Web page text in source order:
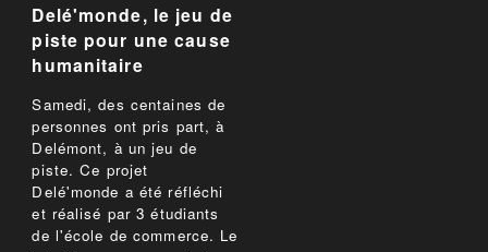
Delé'monde, le jeu de
piste pour une cause
humanitaire
Samedi, des centaines de
personnes ont pris part, à
Delémont, à un jeu de
piste. Ce projet
Delé'monde a été réfléchi
et réalisé par 3 étudiants
de l'école de commerce. Le